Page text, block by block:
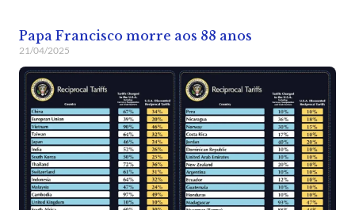
Papa Francisco morre aos 88 anos
21/04/2025